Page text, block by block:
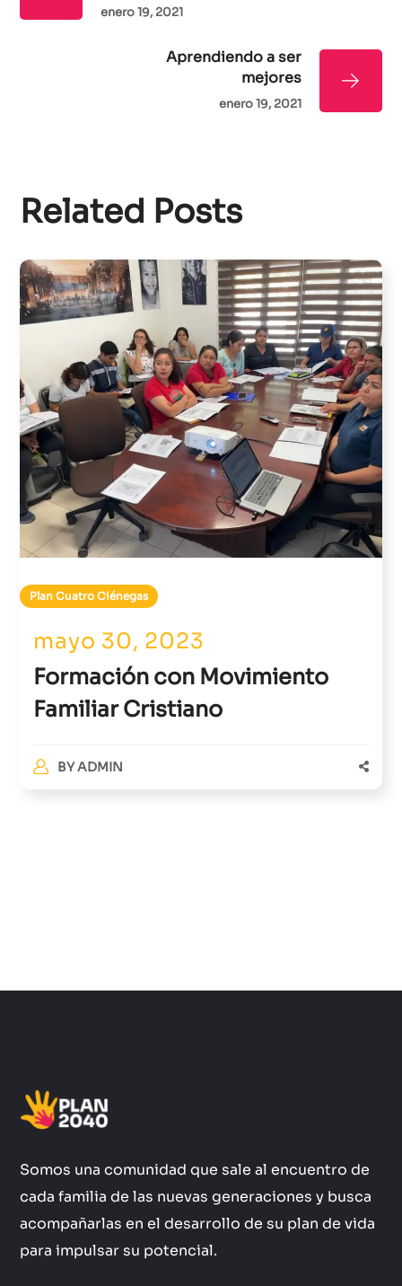
enero 19, 2021
Aprendiendo a ser
mejores
enero 19, 2021
Related Posts
Plan Cuatro Ciénegas
mayo 30, 2023
Formación con Movimiento
Familiar Cristiano
BYADMIN
Somos una comunidad que sale al encuentro de
cada familia de las nuevas generaciones y busca
acompañarlas en el desarrollo de su plan de vida
para impulsar su potencial.